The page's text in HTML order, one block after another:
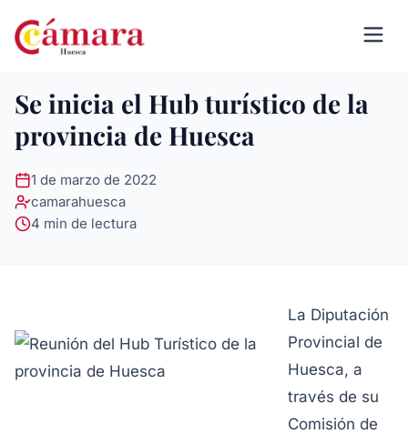
Se inicia el Hub turístico de la
provincia de Huesca
1 de marzo de 2022
camarahuesca
4 min de lectura
La Diputación
Provincial de
Huesca, a
través de su
Comisión de